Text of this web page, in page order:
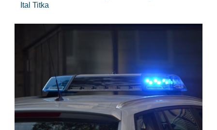
Ital Titka